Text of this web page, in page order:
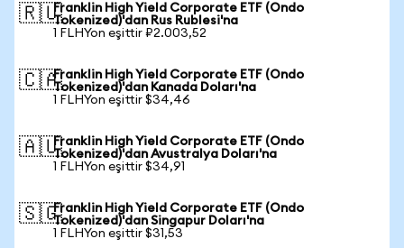
🇷🇺Franklin High Yield Corporate ETF (Ondo
Tokenized)'dan Rus Rublesi'na
1 FLHYon eşittir ₽2.003,52
🇨🇦Franklin High Yield Corporate ETF (Ondo
Tokenized)'dan Kanada Doları'na
1 FLHYon eşittir $34,46
🇦🇺Franklin High Yield Corporate ETF (Ondo
Tokenized)'dan Avustralya Doları'na
1 FLHYon eşittir $34,91
🇸🇬Franklin High Yield Corporate ETF (Ondo
Tokenized)'dan Singapur Doları'na
1 FLHYon eşittir $31,53